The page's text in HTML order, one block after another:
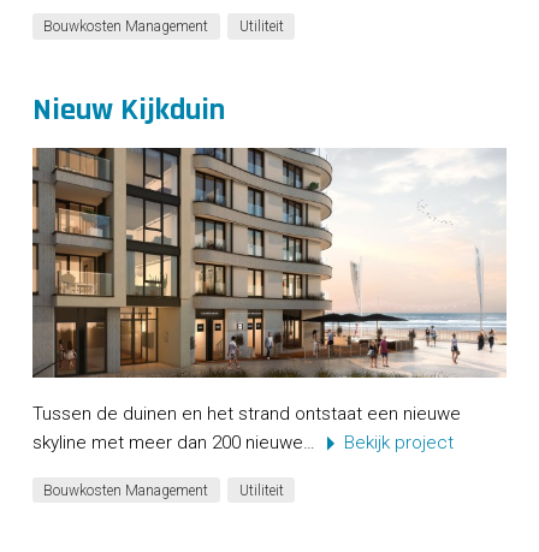
Bouwkosten Management Utiliteit
Nieuw Kijkduin
Tussen de duinen en het strand ontstaat een nieuwe
skyline met meer dan 200 nieuwe…
Bekijk project
Bouwkosten Management Utiliteit